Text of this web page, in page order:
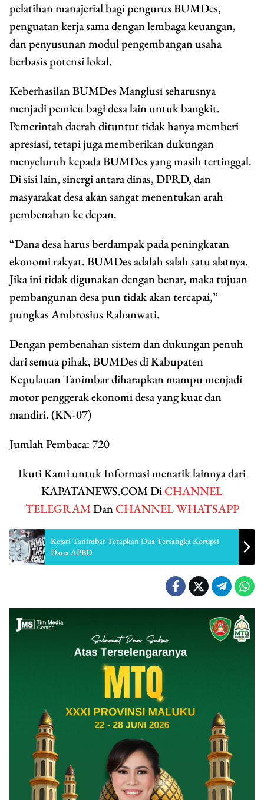
pelatihan manajerial bagi pengurus BUMDes,
penguatan kerja sama dengan lembaga keuangan,
dan penyusunan modul pengembangan usaha
berbasis potensi lokal.
Keberhasilan BUMDes Manglusi seharusnya
menjadi pemicu bagi desa lain untuk bangkit.
Pemerintah daerah dituntut tidak hanya memberi
apresiasi, tetapi juga memberikan dukungan
menyeluruh kepada BUMDes yang masih tertinggal.
Di sisi lain, sinergi antara dinas, DPRD, dan
masyarakat desa akan sangat menentukan arah
pembenahan ke depan.
“Dana desa harus berdampak pada peningkatan
ekonomi rakyat. BUMDes adalah salah satu alatnya.
Jika ini tidak digunakan dengan benar, maka tujuan
pembangunan desa pun tidak akan tercapai,”
pungkas Ambrosius Rahanwati.
Dengan pembenahan sistem dan dukungan penuh
dari semua pihak, BUMDes di Kabupaten
Kepulauan Tanimbar diharapkan mampu menjadi
motor penggerak ekonomi desa yang kuat dan
mandiri. (KN-07)
Jumlah Pembaca:720
Ikuti Kami untuk Informasi menarik lainnya dari
KAPATANEWS.COM DiCHANNEL
TELEGRAMDanCHANNEL WHATSAPP
Kejari Tanimbar Tetapkan Dua Tersangka Korupsi
Dana APBD